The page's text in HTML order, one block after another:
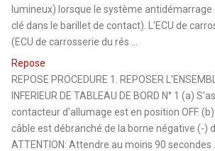
lumineux) lorsque le système antidémarrage
clé dans le barillet de contact). L'ECU de
(ECU de carrosserie du rés ...
Repose
REPOSE PROCEDURE 1. REPOSER
INFERIEUR DE TABLEAU DE BORD N° 1 (a)
contacteur d'allumage est en position OFF.
câble est débranché de la borne négative (-)
ATTENTION: Attendre au moins 90 secondes ...